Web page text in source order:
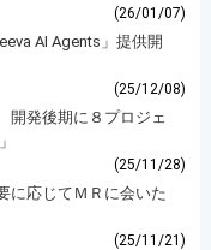
(26/01/07)
AI Agents」提供開
(25/12/08)
発後期に８プロジェ
(25/11/28)
に応じてＭＲに会いた
(25/11/21)